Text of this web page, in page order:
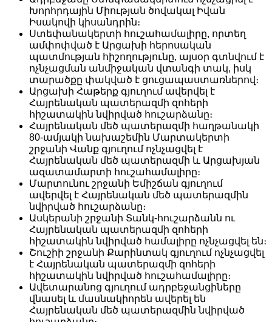
Խորհրդային Միության ծովակալ Իվան
Իսակովի կիսանդրին։
Ստեփանակերտի հուշահամալիրը, որտեղ
ամփոփված է Արցախի հերոսական
պատմության հիշողությունը, այսօր գտնվում է
ոչնչացման անմիջական վտանգի տակ, իսկ
տարածքը փակված է ցուցապաստառներով։
Արցախի Հաթերք գյուղում ավերվել է
Հայրենական պատերազմի զոհերի
հիշատակին նվիրված հուշարձանը։
Հայրենական մեծ պատերազմի հաղթանակի
80-ամյակի նախաշեմին Մարտակերտի
շրջանի Վանք գյուղում ոչնչացվել է
Հայրենական մեծ պատերազմի և Արցախյան
ազատամարտի հուշահամալիրը։
Մարտունու շրջանի Եմիշճան գյուղում
ավերվել է Հայրենական մեծ պատերազմին
նվիրված հուշարձանը։
Ասկերանի շրջանի Տանկ-հուշարձանն ու
Հայրենական պատերազմի զոհերի
հիշատակին նվիրված համալիրը ոչնչացվել են։
Շուշիի շրջանի Քարինտակ գյուղում ոչնչացվել
է Հայրենական պատերազմի զոհերի
հիշատակին նվիրված հուշահամալիրը։
Ավետարանոց գյուղում ադրբեջանցիները
վնասել և մասնակիորեն ավերել են
Հայրենական մեծ պատերազմին նվիրված